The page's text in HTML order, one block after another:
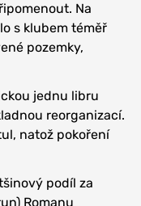
Na
s klubem téměř
pozemky,
jednu libru
reorganizací.
natož pokoření
podíl za
Romanu